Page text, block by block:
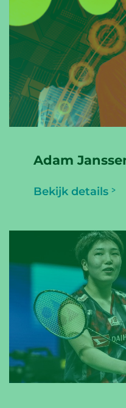
Adam
Bekijk details